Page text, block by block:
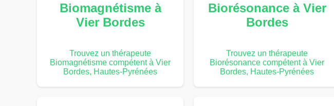
Biomagnétisme à
Vier Bordes
Trouvez un thérapeute
Biomagnétisme compétent à Vier
Bordes, Hautes-Pyrénées
Biorésonance à Vier
Bordes
Trouvez un thérapeute
Biorésonance compétent à Vier
Bordes, Hautes-Pyrénées